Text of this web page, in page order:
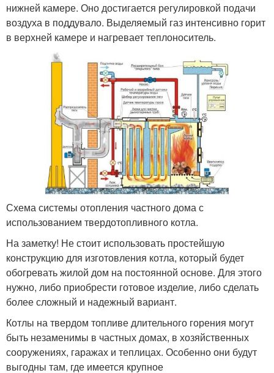
нижней камере. Оно достигается регулировкой подачи
воздуха в поддувало. Выделяемый газ интенсивно горит
в верхней камере и нагревает теплоноситель.
Схема системы отопления частного дома с
использованием твердотопливного котла.
На заметку! Не стоит использовать простейшую
конструкцию для изготовления котла, который будет
обогревать жилой дом на постоянной основе. Для этого
нужно, либо приобрести готовое изделие, либо сделать
более сложный и надежный вариант.
Котлы на твердом топливе длительного горения могут
быть незаменимы в частных домах, в хозяйственных
сооружениях, гаражах и теплицах. Особенно они будут
выгодны там, где имеется крупное